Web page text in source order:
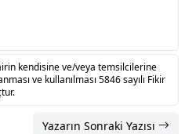
kendisine ve/veya temsilcilerine
ve kullanılması 5846 sayılı Fikir
Yazarın Sonraki Yazısı